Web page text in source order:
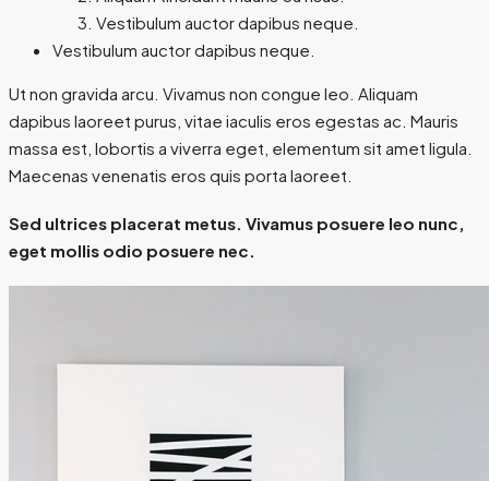
Vestibulum auctor dapibus neque.
Vestibulum auctor dapibus neque.
Ut non gravida arcu. Vivamus non congue leo. Aliquam
dapibus laoreet purus, vitae iaculis eros egestas ac. Mauris
massa est, lobortis a viverra eget, elementum sit amet ligula.
Maecenas venenatis eros quis porta laoreet.
Sed ultrices placerat metus. Vivamus posuere leo nunc,
eget mollis odio posuere nec.